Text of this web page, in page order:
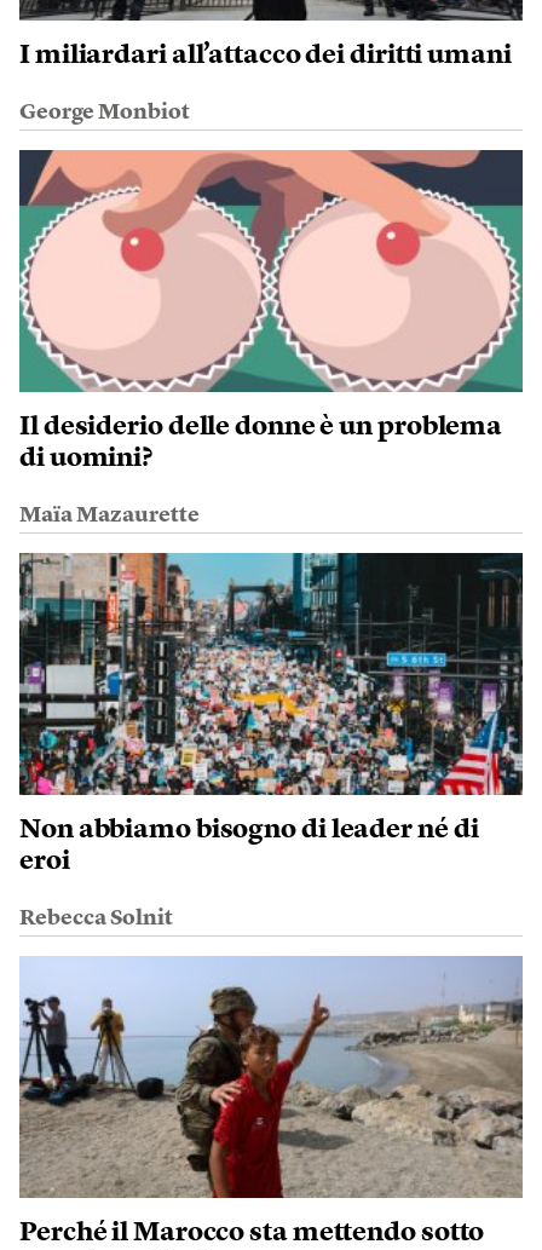
I miliardari all’attacco dei diritti umani
George Monbiot
Il desiderio delle donne è un problema
di uomini?
Maïa Mazaurette
Non abbiamo bisogno di leader né di
eroi
Rebecca Solnit
Perché il Marocco sta mettendo sotto